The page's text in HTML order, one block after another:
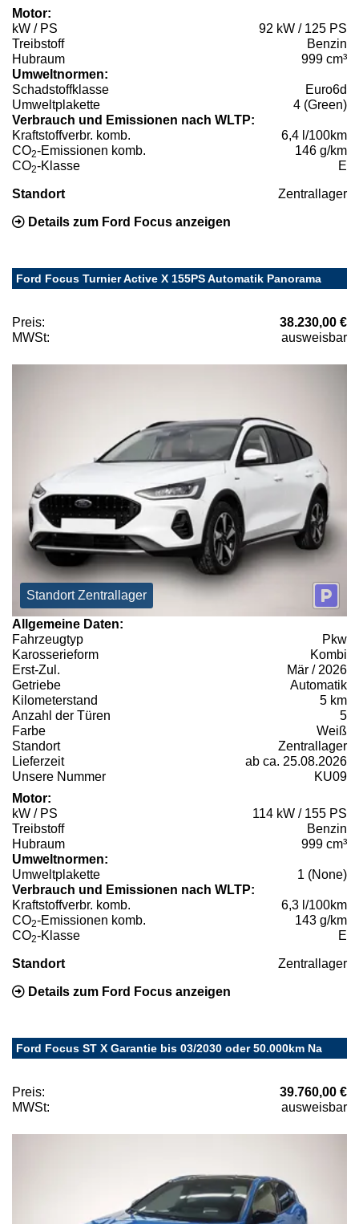
Motor:
kW / PS
92 kW / 125 PS
Treibstoff
Benzin
Hubraum
999 cm³
Umweltnormen:
Schadstoffklasse
Euro6d
Umweltplakette
4 (Green)
Verbrauch und Emissionen nach WLTP:
Kraftstoffverbr. komb.
6,4 l/100km
CO2-Emissionen komb.
146 g/km
CO2-Klasse E
Standort Zentrallager
Details zum Ford Focus anzeigen
Ford Focus Turnier Active X 155PS Automatik Panorama
Preis:
38.230,00 €
MWSt:
ausweisbar
Standort Zentrallager
Allgemeine Daten:
Fahrzeugtyp
Pkw
Karosserieform
Kombi
Erst-Zul.
Mär / 2026
Getriebe
Automatik
Kilometerstand
5 km
Anzahl der Türen
5
Farbe
Weiß
Standort
Zentrallager
Lieferzeit
ab ca. 25.08.2026
Unsere Nummer
KU09
Motor:
kW / PS
114 kW / 155 PS
Treibstoff
Benzin
Hubraum
999 cm³
Umweltnormen:
Umweltplakette
1 (None)
Verbrauch und Emissionen nach WLTP:
Kraftstoffverbr. komb.
6,3 l/100km
CO2-Emissionen komb.
143 g/km
CO2-Klasse E
Standort Zentrallager
Details zum Ford Focus anzeigen
Ford Focus ST X Garantie bis 03/2030 oder 50.000km Na
Preis:
39.760,00 €
MWSt:
ausweisbar